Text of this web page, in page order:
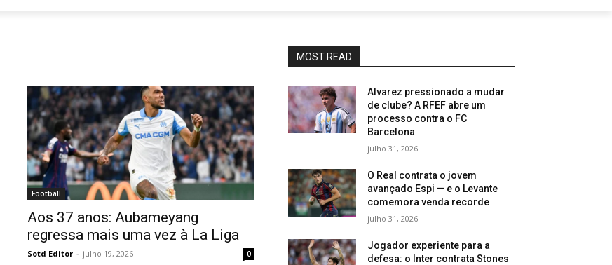
Football
Aos 37 anos: Aubameyang
regressa mais uma vez à La Liga
Sotd Editor - julho 19, 2026 0
MOST READ
Alvarez pressionado a mudar
de clube? A RFEF abre um
processo contra o FC
Barcelona
julho 31, 2026
O Real contrata o jovem
avançado Espi — e o Levante
comemora venda recorde
julho 31, 2026
Jogador experiente para a
defesa: o Inter contrata Stones